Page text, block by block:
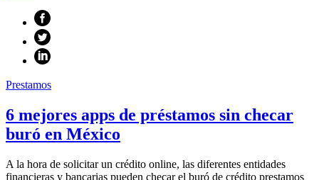
Prestamos
6 mejores apps de préstamos sin checar
buró en México
A la hora de solicitar un crédito online, las diferentes entidades
financieras y bancarias pueden checar el buró de crédito prestamos